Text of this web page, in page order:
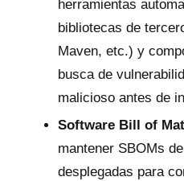
herramientas
bibliotecas de
Maven, etc.) y
busca de
malicioso antes de
Software Bill of
mantener SBOMs
desplegadas para